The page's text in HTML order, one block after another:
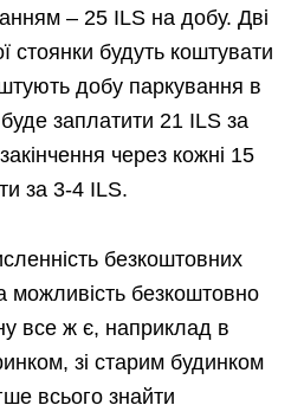
– 25 ILS на добу. Дві
стоянки будуть коштувати
добу паркування в
заплатити 21 ILS за
через кожні 15
за 3-4 ILS.
безкоштовних
можливість безкоштовно
все ж є, наприклад в
зі старим будинком
всього знайти